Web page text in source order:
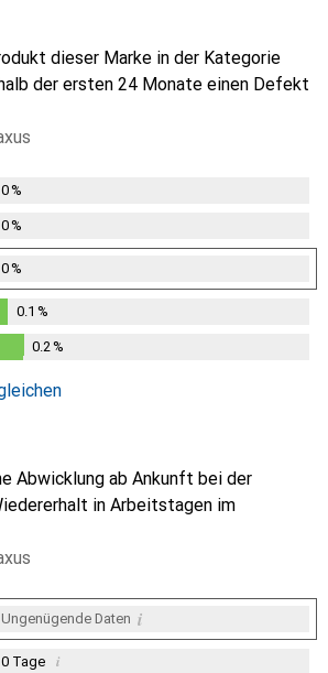
dieser Marke in der Kategorie
der ersten 24 Monate einen Defekt
0%
0%
0%
0.1 %
0.2 %
Abwicklung ab Ankunft bei der
in Arbeitstagen im
Ungenügende Daten i
0Tage i